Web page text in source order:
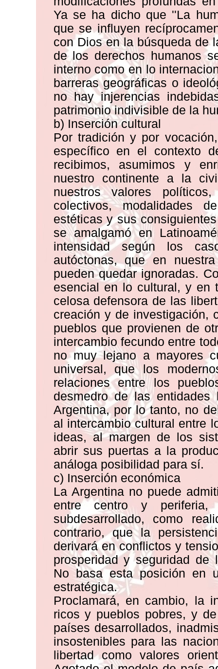
Ya se ha dicho que ''La
que se influyen
con Dios en la búsqueda de
de los derechos humanos
interno como en lo
barreras geográficas o
no hay injerencias
patrimonio indivisible de la
b) Inserción cultural
Por tradición y por
específico en el contexto
recibimos, asumimos y
nuestro continente a la
nuestros valores
colectivos, modalidades
estéticas y sus
se amalgamó en
intensidad según los
autóctonas, que en
pueden quedar ignoradas.
esencial en lo cultural, y en
celosa defensora de las
creación y de investigación,
pueblos que provienen de
intercambio fecundo entre
no muy lejano a mayores
universal, que los
relaciones entre los
desmedro de las
Argentina, por lo tanto, no
al intercambio cultural entre
ideas, al margen de los
abrir sus puertas a la
análoga posibilidad para sí.
c) Inserción económica
La Argentina no puede
entre centro y
subdesarrollado, como
contrario, que la
derivará en conflictos y
prosperidad y seguridad de
No basa esta posición en
estratégica.
Proclamará, en cambio, la
ricos y pueblos pobres, y
países desarrollados,
insostenibles para las
libertad como valores